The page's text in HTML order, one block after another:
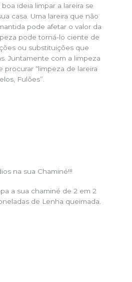
ideia limpar a lareira se
casa. Uma lareira que não
pode afetar o valor da
pode torná-lo ciente de
ou substituições que
Juntamente com a limpeza
procurar “limpeza de lareira
Fulões”.
na sua Chaminé!!!
a sua chaminé de 2 em 2
de Lenha queimada.